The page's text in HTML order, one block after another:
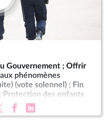
Gouvernement ; Offrir
phénomènes
(vote solennel) ; Fin
Protection des enfants